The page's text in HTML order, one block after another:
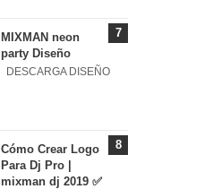
MIXMAN neon
party Diseño
DESCARGA DISEÑO
Cómo Crear Logo
Para Dj Pro |
mixman dj 2019 ✅